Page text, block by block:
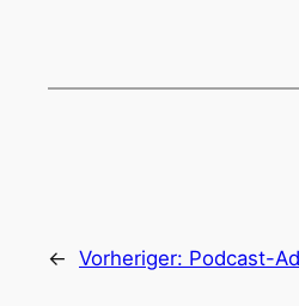
← Vorheriger: Podcast-